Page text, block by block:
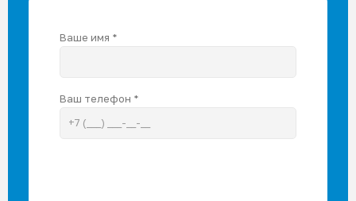
Ваше имя *
Ваш телефон *